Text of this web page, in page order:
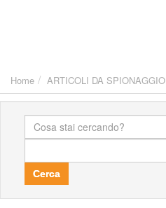
Home ARTICOLI DA SPIONAGGIO
Cerca